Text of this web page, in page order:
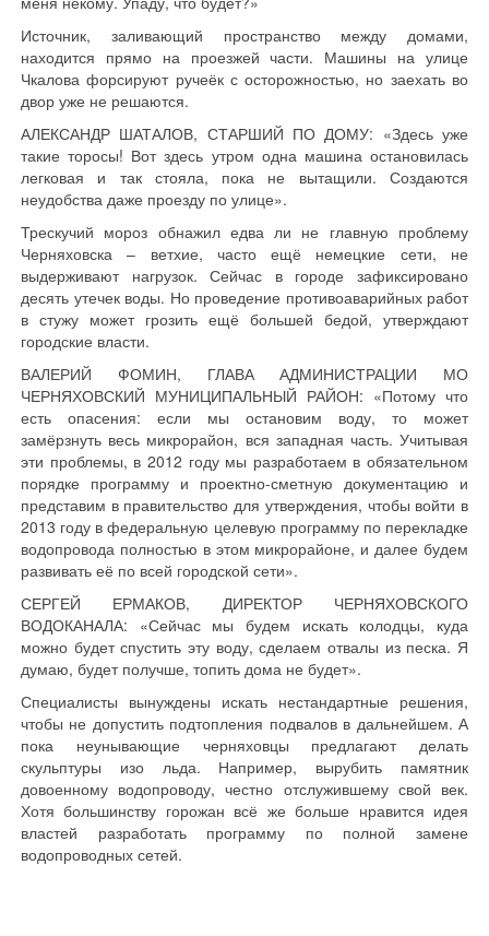
Источник, заливающий пространство между домами,
находится прямо на проезжей части. Машины на улице
Чкалова форсируют ручеёк с осторожностью, но заехать во
двор уже не решаются.
АЛЕКСАНДР ШАТАЛОВ, СТАРШИЙ ПО ДОМУ: «Здесь уже
такие торосы! Вот здесь утром одна машина остановилась
легковая и так стояла, пока не вытащили. Создаются
неудобства даже проезду по улице».
Трескучий мороз обнажил едва ли не главную проблему
Черняховска – ветхие, часто ещё немецкие сети, не
выдерживают нагрузок. Сейчас в городе зафиксировано
десять утечек воды. Но проведение противоаварийных работ
в стужу может грозить ещё большей бедой, утверждают
городские власти.
ВАЛЕРИЙ ФОМИН, ГЛАВА АДМИНИСТРАЦИИ МО
ЧЕРНЯХОВСКИЙ МУНИЦИПАЛЬНЫЙ РАЙОН: «Потому что
есть опасения: если мы остановим воду, то может
замёрзнуть весь микрорайон, вся западная часть. Учитывая
эти проблемы, в 2012 году мы разработаем в обязательном
порядке программу и проектно-сметную документацию и
представим в правительство для утверждения, чтобы войти в
2013 году в федеральную целевую программу по перекладке
водопровода полностью в этом микрорайоне, и далее будем
развивать её по всей городской сети».
СЕРГЕЙ ЕРМАКОВ, ДИРЕКТОР ЧЕРНЯХОВСКОГО
ВОДОКАНАЛА: «Сейчас мы будем искать колодцы, куда
можно будет спустить эту воду, сделаем отвалы из песка. Я
думаю, будет получше, топить дома не будет».
Специалисты вынуждены искать нестандартные решения,
чтобы не допустить подтопления подвалов в дальнейшем. А
пока неунывающие черняховцы предлагают делать
скульптуры изо льда. Например, вырубить памятник
довоенному водопроводу, честно отслужившему свой век.
Хотя большинству горожан всё же больше нравится идея
властей разработать программу по полной замене
водопроводных сетей.